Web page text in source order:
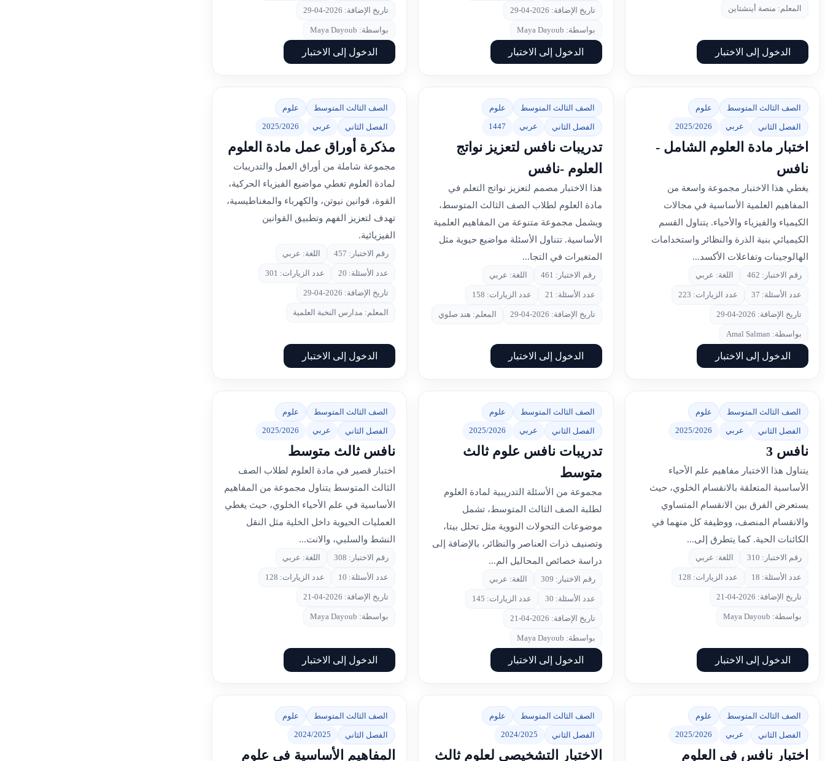
المعلم: منصة أينشتاين
الدخول إلى الاختبار
تاريخ الإضافة: 2026-04-29
بواسطة: Maya Dayoub
الدخول إلى الاختبار
تاريخ الإضافة: 2026-04-29
بواسطة: Maya Dayoub
الدخول إلى الاختبار
الصف الثالث المتوسط علوم
الفصل الثاني عربي 2025/2026
اختبار مادة العلوم الشامل -
نافس
يغطي هذا الاختبار مجموعة واسعة من
المفاهيم العلمية الأساسية في مجالات
الكيمياء والفيزياء والأحياء. يتناول القسم
الكيميائي بنية الذرة والنظائر واستخدامات
الهالوجينات وتفاعلات الأكسد...
رقم الاختبار: 462 اللغة: عربي
عدد الأسئلة: 37 عدد الزيارات: 223
تاريخ الإضافة: 2026-04-29
بواسطة: Amal Salman
الدخول إلى الاختبار
الصف الثالث المتوسط علوم
الفصل الثاني عربي 1447
تدريبات نافس لتعزيز نواتج
العلوم -نافس
هذا الاختبار مصمم لتعزيز نواتج التعلم في
مادة العلوم لطلاب الصف الثالث المتوسط،
ويشمل مجموعة متنوعة من المفاهيم العلمية
الأساسية. تتناول الأسئلة مواضيع حيوية مثل
المتغيرات في التجا...
رقم الاختبار: 461 اللغة: عربي
عدد الأسئلة: 21 عدد الزيارات: 158
تاريخ الإضافة: 2026-04-29 المعلم: هند صلوي
الدخول إلى الاختبار
الصف الثالث المتوسط علوم
الفصل الثاني عربي 2025/2026
مذكرة أوراق عمل مادة العلوم
مجموعة شاملة من أوراق العمل والتدريبات
لمادة العلوم تغطي مواضيع الفيزياء الحركية،
القوة، قوانين نيوتن، والكهرباء والمغناطيسية،
تهدف لتعزيز الفهم وتطبيق القوانين
الفيزيائية.
رقم الاختبار: 457 اللغة: عربي
عدد الأسئلة: 20 عدد الزيارات: 301
تاريخ الإضافة: 2026-04-29
المعلم: مدارس النخبة العلمية
الدخول إلى الاختبار
الصف الثالث المتوسط علوم
الفصل الثاني عربي 2025/2026
نافس 3
يتناول هذا الاختبار مفاهيم علم الأحياء
الأساسية المتعلقة بالانقسام الخلوي، حيث
يستعرض الفرق بين الانقسام المتساوي
والانقسام المنصف، ووظيفة كل منهما في
الكائنات الحية. كما يتطرق إلى...
رقم الاختبار: 310 اللغة: عربي
عدد الأسئلة: 18 عدد الزيارات: 128
تاريخ الإضافة: 2026-04-21
بواسطة: Maya Dayoub
الدخول إلى الاختبار
الصف الثالث المتوسط علوم
الفصل الثاني عربي 2025/2026
تدريبات نافس علوم ثالث
متوسط
مجموعة من الأسئلة التدريبية لمادة العلوم
لطلبة الصف الثالث المتوسط، تشمل
موضوعات التحولات النووية مثل تحلل بيتا،
وتصنيف ذرات العناصر والنظائر، بالإضافة إلى
دراسة خصائص المحاليل الم...
رقم الاختبار: 309 اللغة: عربي
عدد الأسئلة: 30 عدد الزيارات: 145
تاريخ الإضافة: 2026-04-21
بواسطة: Maya Dayoub
الدخول إلى الاختبار
الصف الثالث المتوسط علوم
الفصل الثاني عربي 2025/2026
نافس ثالث متوسط
اختبار قصير في مادة العلوم لطلاب الصف
الثالث المتوسط يتناول مجموعة من المفاهيم
الأساسية في علم الأحياء الخلوي، حيث يغطي
العمليات الحيوية داخل الخلية مثل النقل
النشط والسلبي، والانت...
رقم الاختبار: 308 اللغة: عربي
عدد الأسئلة: 10 عدد الزيارات: 128
تاريخ الإضافة: 2026-04-21
بواسطة: Maya Dayoub
الدخول إلى الاختبار
الصف الثالث المتوسط علوم
الفصل الثاني عربي 2025/2026
اختبار نافس في العلوم
الصف الثالث المتوسط علوم
الفصل الثاني 2024/2025
الاختبار التشخيصي لعلوم ثالث
الصف الثالث المتوسط علوم
الفصل الثاني 2024/2025
المفاهيم الأساسية في علوم